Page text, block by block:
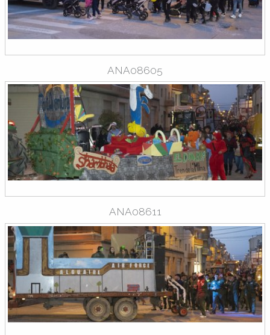
ANA08605
ANA08611